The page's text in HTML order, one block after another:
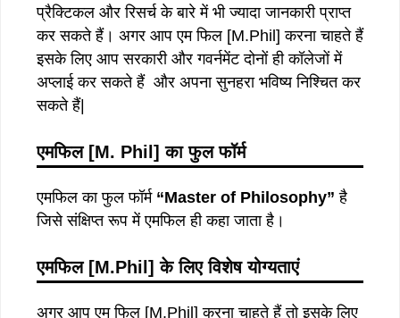
प्रैक्टिकल और रिसर्च के बारे में भी ज्यादा जानकारी प्राप्त
कर सकते हैं। अगर आप एम फिल [M.Phil] करना चाहते हैं
इसके लिए आप सरकारी और गवर्नमेंट दोनों ही कॉलेजों में
अप्लाई कर सकते हैं और अपना सुनहरा भविष्य निश्चित कर
सकते हैं|
एमफिल[M. Phil]का फुल फॉर्म
एमफिल का फुल फॉर्म “Master of Philosophy”है
जिसे संक्षिप्त रूप में एमफिल ही कहा जाता है।
एमफिल[M.Phil]के लिए विशेष योग्यताएं
अगर आप एम फिल [M.Phil] करना चाहते हैं तो इसके लिए